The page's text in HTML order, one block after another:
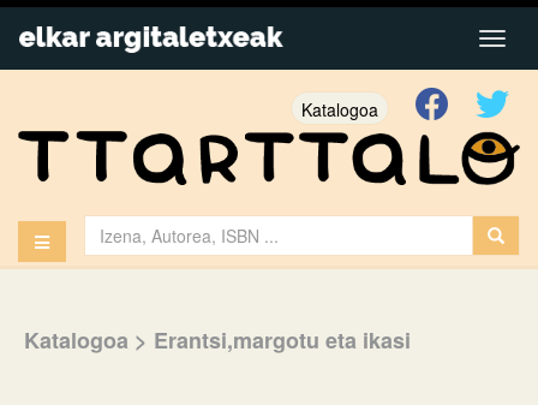
Katalogoa
Katalogoa > Erantsi,margotu eta ikasi